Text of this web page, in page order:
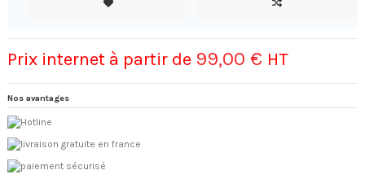
Prix internet à partir de 99,00 € HT
Nos avantages